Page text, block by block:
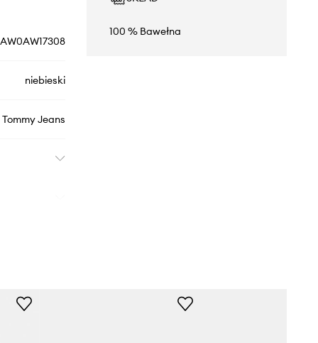
AW0AW17308
niebieski
Tommy Jeans
100 % Bawełna